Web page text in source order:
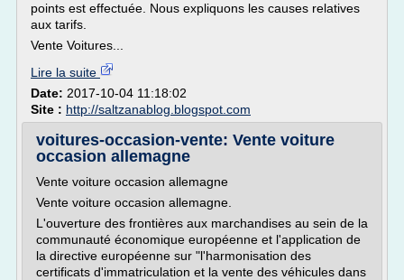
points est effectuée. Nous expliquons les causes relatives
aux tarifs.
Vente Voitures...
Lire la suite
Date: 2017-10-04 11:18:02
Site : http://saltzanablog.blogspot.com
voitures-occasion-vente: Vente voiture
occasion allemagne
Vente voiture occasion allemagne
Vente voiture occasion allemagne.
L'ouverture des frontières aux marchandises au sein de la
communauté économique européenne et l'application de
la directive européenne sur "l'harmonisation des
certificats d'immatriculation et la vente des véhicules dans